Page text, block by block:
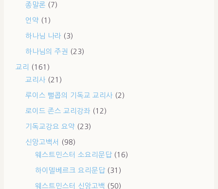
종말론 (7)
언약 (1)
하나님 나라 (3)
하나님의 주권 (23)
교리
(161)
교리사 (21)
루이스 뻘콥의 기독교 교리사 (2)
로이드 존스 교리강좌 (12)
기독교강요 요약 (23)
신앙고백서
(98)
웨스트민스터 소요리문답(16)
하이델베르크 요리문답(31)
웨스트민스터 신앙고백 (50)